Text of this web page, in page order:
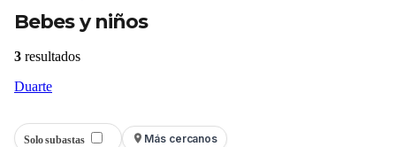
Bebes y niños
3 resultados
Duarte
Solo subastas Más cercanos